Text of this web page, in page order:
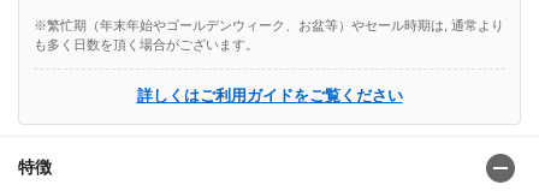
※繁忙期（年末年始やゴールデンウィーク、お盆等）やセール時期は, 通常より
も多く日数を頂く場合がございます。
詳しくはご利用ガイドをご覧ください
特徴